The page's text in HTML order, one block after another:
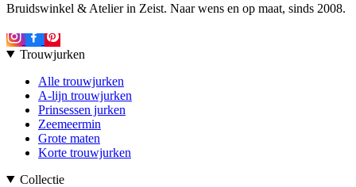
Bruidswinkel & Atelier in Zeist. Naar wens en op maat, sinds 2008.
Trouwjurken
Alle trouwjurken
A-lijn trouwjurken
Prinsessen jurken
Zeemeermin
Grote maten
Korte trouwjurken
Collectie